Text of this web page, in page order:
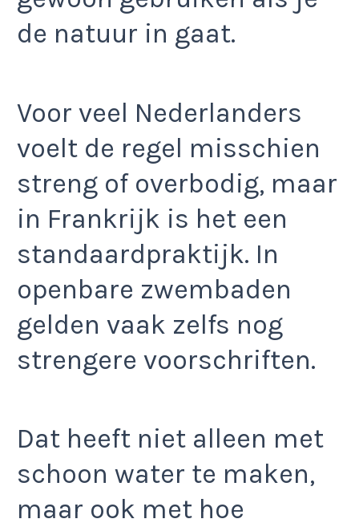
de natuur in gaat.
Voor veel Nederlanders
voelt de regel misschien
streng of overbodig, maar
in Frankrijk is het een
standaardpraktijk. In
openbare zwembaden
gelden vaak zelfs nog
strengere voorschriften.
Dat heeft niet alleen met
schoon water te maken,
maar ook met hoe